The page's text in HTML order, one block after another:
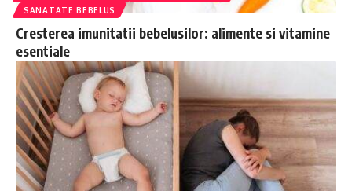
SANATATE BEBELUS
Cresterea imunitatii bebelusilor: alimente si vitamine
esentiale